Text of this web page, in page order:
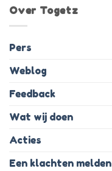
Over Togetz
Pers
Weblog
Feedback
Wat wij doen
Acties
Een klachten melden